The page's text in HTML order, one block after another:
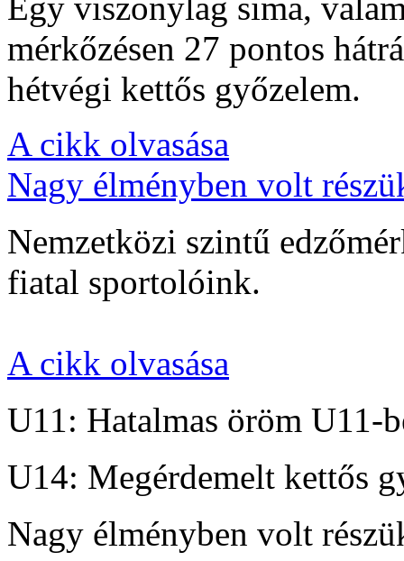
mérkőzésen 27 pontos
hétvégi kettős győzelem.
A cikk olvasása
Nagy élményben volt
Nemzetközi szintű
fiatal sportolóink.
A cikk olvasása
U11: Hatalmas öröm U11-
U14: Megérdemelt kettős
Nagy élményben volt